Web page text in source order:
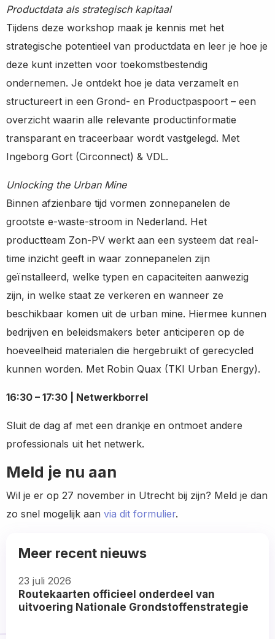
Productdata als strategisch kapitaal
Tijdens deze workshop maak je kennis met het
strategische potentieel van productdata en leer je hoe je
deze kunt inzetten voor toekomstbestendig
ondernemen. Je ontdekt hoe je data verzamelt en
structureert in een Grond- en Productpaspoort – een
overzicht waarin alle relevante productinformatie
transparant en traceerbaar wordt vastgelegd. Met
Ingeborg Gort (Circonnect) & VDL.
Unlocking the Urban Mine
Binnen afzienbare tijd vormen zonnepanelen de
grootste e-waste-stroom in Nederland. Het
productteam Zon-PV werkt aan een systeem dat real-
time inzicht geeft in waar zonnepanelen zijn
geïnstalleerd, welke typen en capaciteiten aanwezig
zijn, in welke staat ze verkeren en wanneer ze
beschikbaar komen uit de urban mine. Hiermee kunnen
bedrijven en beleidsmakers beter anticiperen op de
hoeveelheid materialen die hergebruikt of gerecycled
kunnen worden. Met Robin Quax (TKI Urban Energy).
16:30 – 17:30 | Netwerkborrel
Sluit de dag af met een drankje en ontmoet andere
professionals uit het netwerk.
Meld je nu aan
Wil je er op 27 november in Utrecht bij zijn? Meld je dan
zo snel mogelijk aan via dit formulier.
Meer recent nieuws
23 juli 2026
Routekaarten officieel onderdeel van
uitvoering Nationale Grondstoffenstrategie